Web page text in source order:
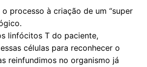
processo à criação de um “super
linfócitos T do paciente,
células para reconhecer o
reinfundimos no organismo já